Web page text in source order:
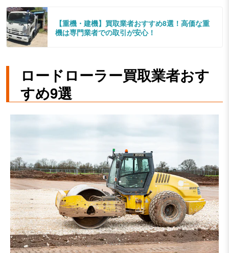
【重機・建機】買取業者おすすめ8選！高価な重
機は専門業者での取引が安心！
ロードローラー買取業者おす
すめ9選